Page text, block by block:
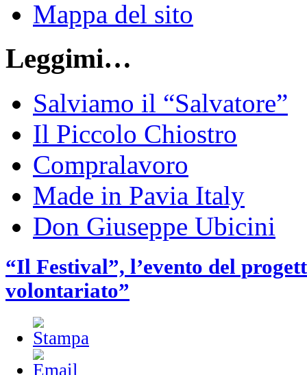
Mappa del sito
Leggimi…
Salviamo il “Salvatore”
Il Piccolo Chiostro
Compralavoro
Made in Pavia Italy
Don Giuseppe Ubicini
“Il Festival”, l’evento del
volontariato”